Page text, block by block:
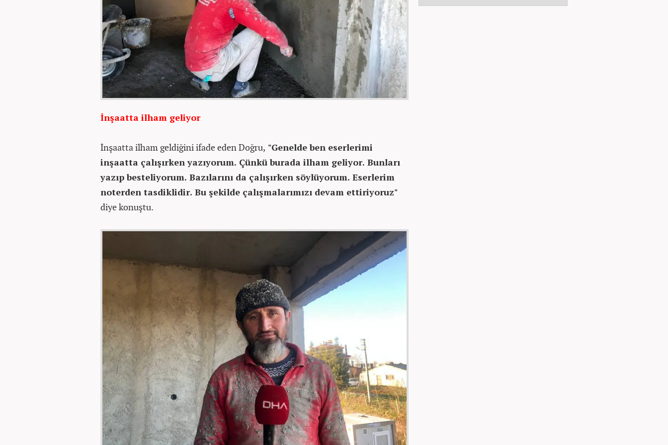
İnşaatta ilham geliyor
İnşaatta ilham geldiğini ifade eden Doğru, "Genelde ben eserlerimi
inşaatta çalışırken yazıyorum. Çünkü burada ilham geliyor. Bunları
yazıp besteliyorum. Bazılarını da çalışırken söylüyorum. Eserlerim
noterden tasdiklidir. Bu şekilde çalışmalarımızı devam ettiriyoruz"
diye konuştu.